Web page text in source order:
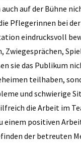
auf der Bühne
Pflegerinnen bei der
eindrucksvoll
Zwiegesprächen,
sie das Publikum
teilhaben,
und schwierige
die Arbeit im
einem positiven
der betreuten